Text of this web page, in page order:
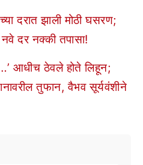
दरात झाली मोठी घसरण;
दर नक्की तपासा!
आधीच ठेवले होते लिहून;
तुफान, वैभव सूर्यवंशीने